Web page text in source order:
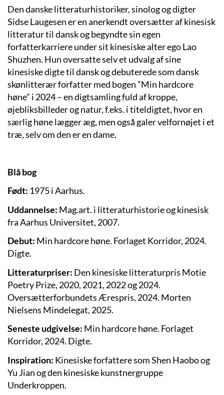
Den danske litteraturhistoriker, sinolog og digter
Sidse Laugesen er en anerkendt oversætter af kinesisk
litteratur til dansk og begyndte sin egen
forfatterkarriere under sit kinesiske alter ego Lao
Shuzhen. Hun oversatte selv et udvalg af sine
kinesiske digte til dansk og debuterede som dansk
skønlitterær forfatter med bogen ”Min hardcore
høne” i 2024 – en digtsamling fuld af kroppe,
øjebliksbilleder og natur, f.eks. i titeldigtet, hvor en
særlig høne lægger æg, men også galer velfornøjet i et
træ, selv om den er en dame.
Blå bog
Født: 1975 i Aarhus.
Uddannelse: Mag.art. i litteraturhistorie og kinesisk
fra Aarhus Universitet, 2007.
Debut: Min hardcore høne. Forlaget Korridor, 2024.
Digte.
Litteraturpriser: Den kinesiske litteraturpris Motie
Poetry Prize, 2020, 2021, 2022 og 2024.
Oversætterforbundets Ærespris, 2024. Morten
Nielsens Mindelegat, 2025.
Seneste udgivelse: Min hardcore høne. Forlaget
Korridor, 2024. Digte.
Inspiration: Kinesiske forfattere som Shen Haobo og
Yu Jian og den kinesiske kunstnergruppe
Underkroppen.